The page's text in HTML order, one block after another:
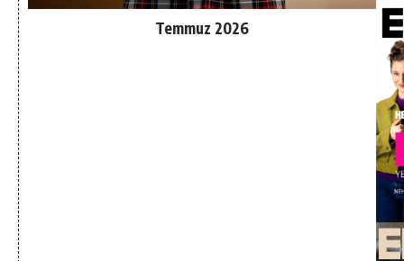
Temmuz 2026